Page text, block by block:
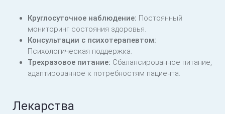
Круглосуточное наблюдение: Постоянный
мониторинг состояния здоровья.
Консультации с психотерапевтом:
Психологическая поддержка.
Трехразовое питание: Сбалансированное питание,
адаптированное к потребностям пациента.
Лекарства